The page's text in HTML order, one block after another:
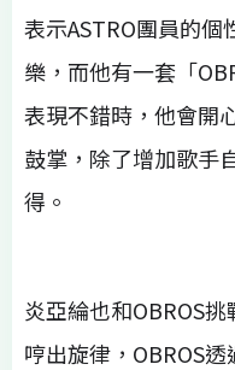
表示ASTRO團員的
樂，而他有一套「
表現不錯時，他會開
鼓掌，除了增加歌手
得。
炎亞綸也和OBROS
哼出旋律，OBROS